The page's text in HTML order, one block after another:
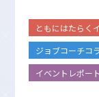
ともにはたらく
ジョブコーチコ
イベントレポート